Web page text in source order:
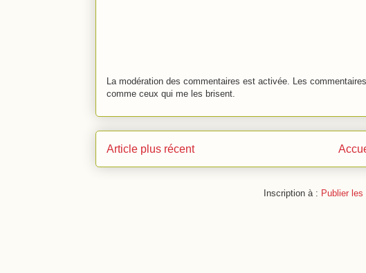
La modération des commentaires est activée. Les
comme ceux qui me les brisent.
Article plus récent
Inscription à : Publier